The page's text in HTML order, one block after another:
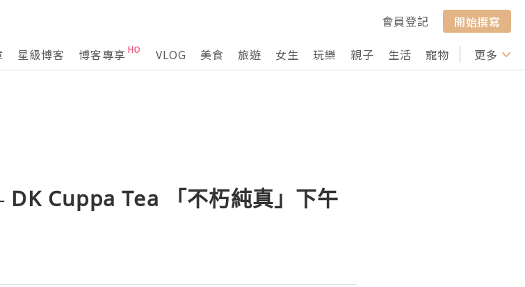
會員登記
開始撰寫
星級博客 博客專享 VLOG 美食 旅遊 女生 玩樂 親子 生活 寵物 行山 打卡
更多
DK Cuppa Tea 「不朽純真」下午